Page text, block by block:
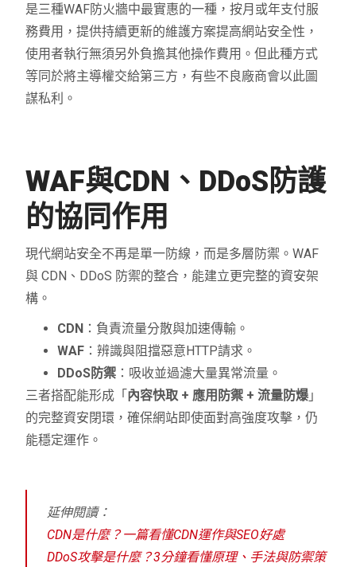
是三種WAF防火牆中最實惠的一種，按月或年支付服
務費用，提供持續更新的維護方案提高網站安全性，
使用者執行無須另外負擔其他操作費用。但此種方式
等同於將主導權交給第三方，有些不良廠商會以此圖
謀私利。
WAF與CDN、DDoS防護
的協同作用
現代網站安全不再是單一防線，而是多層防禦。WAF
與 CDN、DDoS 防禦的整合，能建立更完整的資安架
構。
CDN ：負責流量分散與加速傳輸。
WAF ：辨識與阻擋惡意HTTP請求。
DDoS防禦 ：吸收並過濾大量異常流量。
三者搭配能形成「 內容快取 + 應用防禦 + 流量防爆」
的完整資安閉環，確保網站即使面對高強度攻擊，仍
能穩定運作。
延伸閱讀：
CDN是什麼？一篇看懂CDN運作與SEO好處
DDoS攻擊是什麼？3分鐘看懂原理、手法與防禦策